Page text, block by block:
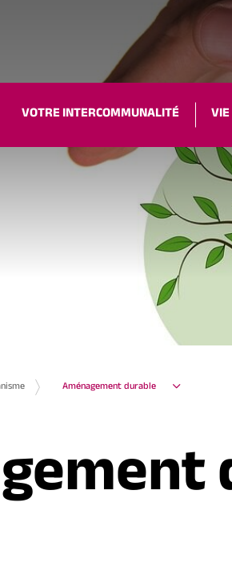
VOTRE INTERCOMMUNALITÉ
Aménagement durable